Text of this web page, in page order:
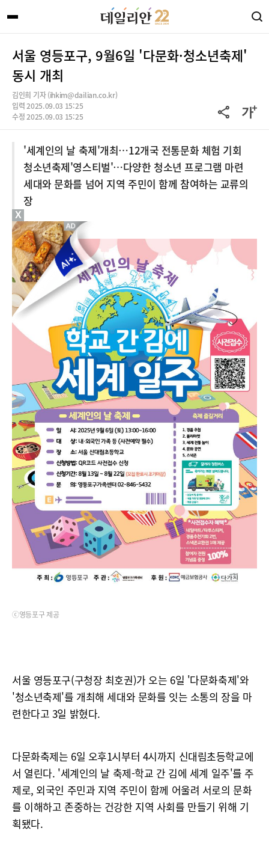
서울 영등포구, 9월6일 '다문화·청소년축제'
동시 개최
김인희 기자 (ihkim@dailian.co.kr)
입력 2025.09.03 15:25
수정 2025.09.03 15:25
'세계인의 날 축제'개최…12개국 전통문화 체험 기회
청소년축제'영스티벌'…다양한 청소년 프로그램 마련
세대와 문화를 넘어 지역 주민이 함께 참여하는 교류의
장
ⓒ영등포구 제공
서울 영등포구(구청장 최호권)가 오는 6일 '다문화축제'와
'청소년축제'를 개최해 세대와 문화를 잇는 소통의 장을 마
련한다고 3일 밝혔다.
다문화축제는 6일 오후1시부터 4시까지 신대림초등학교에
서 열린다. '세계인의 날 축제-학교 간 김에 세계 일주'를 주
제로, 외국인 주민과 지역 주민이 함께 어울려 서로의 문화
를 이해하고 존중하는 건강한 지역 사회를 만들기 위해 기
획됐다.
X